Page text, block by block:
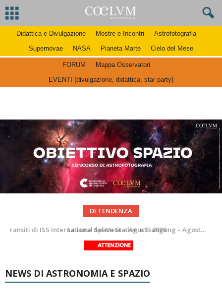
Didattica e Divulgazione Mostre e Incontri
Astrofotografia
Supernovae
NASA Pianeta Marte Cielo del Mese
FORUM
Mappa Osservatori
EVENTI (divulgazione, didattica, star party)
DI TENDENZA
La Luna del Mese – Agosto 2026
Le costellazioni di Agosto 2026: Delfino
NEWS DI ASTRONOMIA E SPAZIO